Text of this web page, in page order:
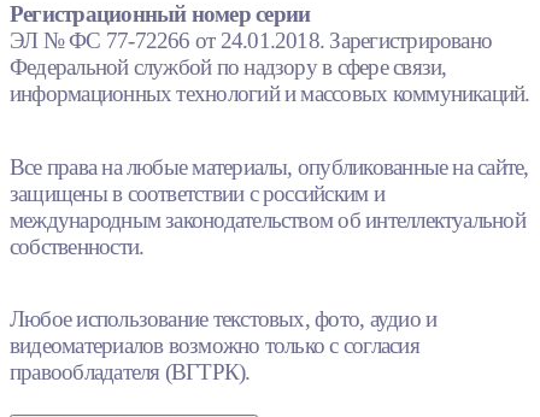
Регистрационный номер серии
ЭЛ № ФС 77-72266 от 24.01.2018. Зарегистрировано
Федеральной службой по надзору в сфере связи,
информационных технологий и массовых коммуникаций.
Все права на любые материалы, опубликованные на сайте,
защищены в соответствии с российским и
международным законодательством об интеллектуальной
собственности.
Любое использование текстовых, фото, аудио и
видеоматериалов возможно только с согласия
правообладателя (ВГТРК).